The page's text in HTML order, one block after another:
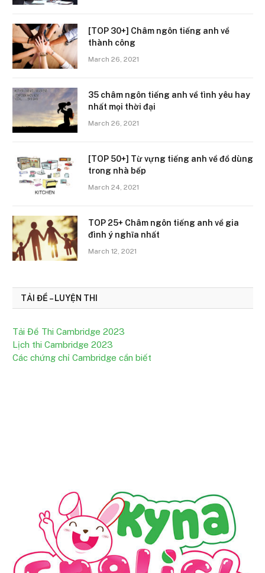
[TOP 30+] Châm ngôn tiếng anh về
thành công
March 26, 2021
35 châm ngôn tiếng anh về tình yêu hay
nhất mọi thời đại
March 26, 2021
[TOP 50+] Từ vựng tiếng anh về đồ dùng
trong nhà bếp
March 24, 2021
TOP 25+ Châm ngôn tiếng anh về gia
đình ý nghĩa nhất
March 12, 2021
TẢI ĐỀ – LUYỆN THI
Tải Đề Thi Cambridge 2023
Lịch thi Cambridge 2023
Các chứng chỉ Cambridge cần biết